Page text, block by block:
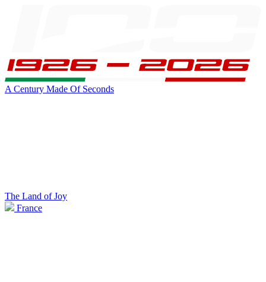
A Century Made Of Seconds
The Land of Joy
France